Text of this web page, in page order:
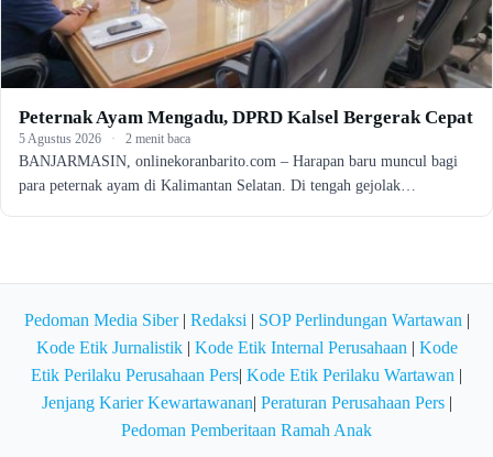
Peternak Ayam Mengadu, DPRD Kalsel Bergerak Cepat
5 Agustus 2026 · 2 menit baca
BANJARMASIN, onlinekoranbarito.com – Harapan baru muncul bagi
para peternak ayam di Kalimantan Selatan. Di tengah gejolak…
Pedoman Media Siber| Redaksi| SOP Perlindungan Wartawan|
Kode Etik Jurnalistik| Kode Etik Internal Perusahaan| Kode
Etik Perilaku Perusahaan Pers| Kode Etik Perilaku Wartawan |
Jenjang Karier Kewartawanan| Peraturan Perusahaan Pers|
Pedoman Pemberitaan Ramah Anak